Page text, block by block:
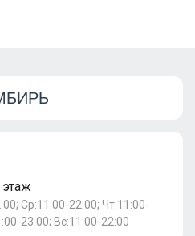
Ср:11:00-22:00; Чт:11:00-
23:00; Вс:11:00-22:00